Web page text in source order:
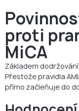
proti
MiCA
Základem dodržování
Přestože pravidla
přímo začleňuje do